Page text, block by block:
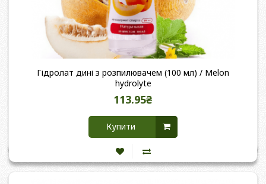
Гідролат дині з розпилювачем (100 мл) / Melon
hydrolyte
113.95₴
Купити